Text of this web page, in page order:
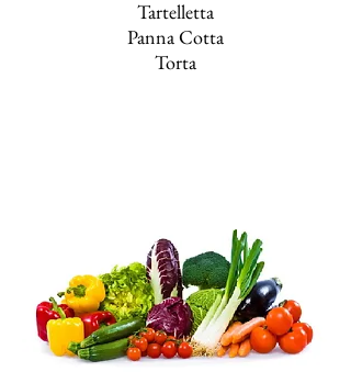
Tartelletta
Panna Cotta
Torta